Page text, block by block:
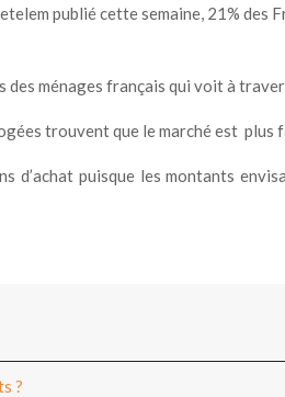
publié cette semaine, 21% des
des ménages français qui voit à
trouvent que le marché est plus
d’achat puisque les montants
?